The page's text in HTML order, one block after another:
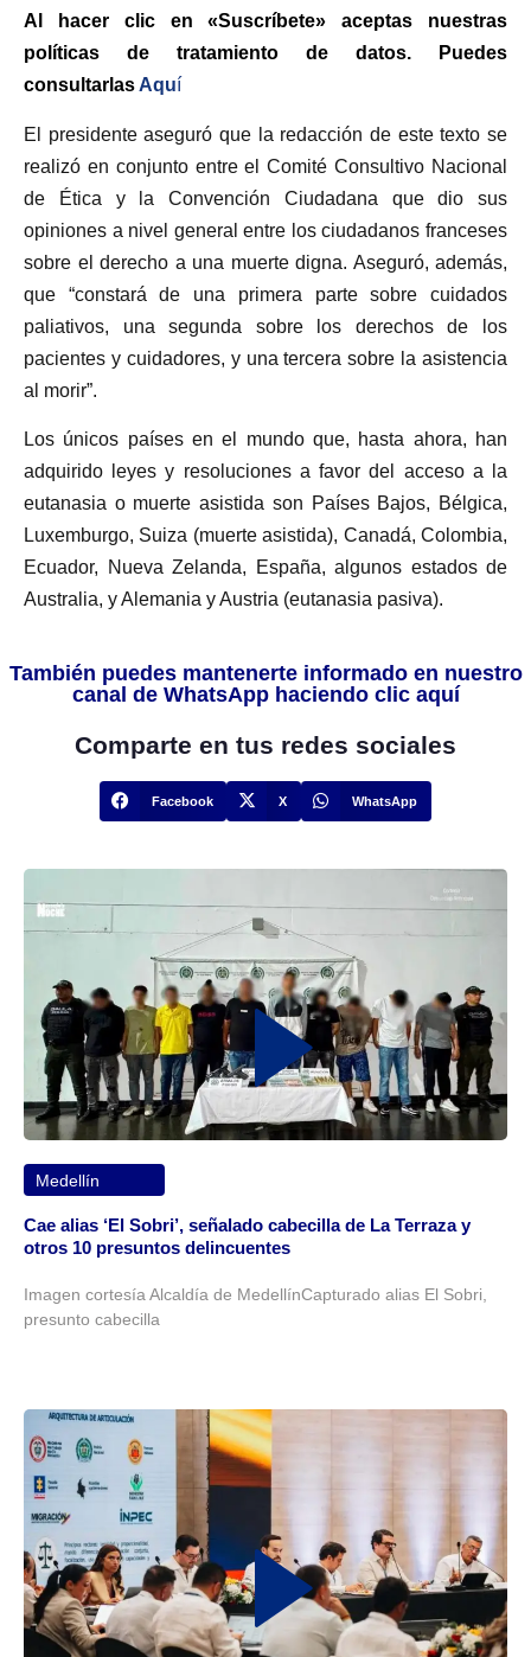
Al hacer clic en «Suscríbete» aceptas nuestras
políticas de tratamiento de datos. Puedes
consultarlas Aquí
El presidente aseguró que la redacción de este texto se
realizó en conjunto entre el Comité Consultivo Nacional
de Ética y la Convención Ciudadana que dio sus
opiniones a nivel general entre los ciudadanos franceses
sobre el derecho a una muerte digna. Aseguró, además,
que “constará de una primera parte sobre cuidados
paliativos, una segunda sobre los derechos de los
pacientes y cuidadores, y una tercera sobre la asistencia
al morir”.
Los únicos países en el mundo que, hasta ahora, han
adquirido leyes y resoluciones a favor del acceso a la
eutanasia o muerte asistida son Países Bajos, Bélgica,
Luxemburgo, Suiza (muerte asistida), Canadá, Colombia,
Ecuador, Nueva Zelanda, España, algunos estados de
Australia, y Alemania y Austria (eutanasia pasiva).
También puedes mantenerte informado en nuestro
canal de WhatsApp haciendo clic aquí
Comparte en tus redes sociales
Facebook X WhatsApp
Medellín
Cae alias ‘El Sobri’, señalado cabecilla de La Terraza y
otros 10 presuntos delincuentes
Imagen cortesía Alcaldía de MedellínCapturado alias El Sobri,
presunto cabecilla